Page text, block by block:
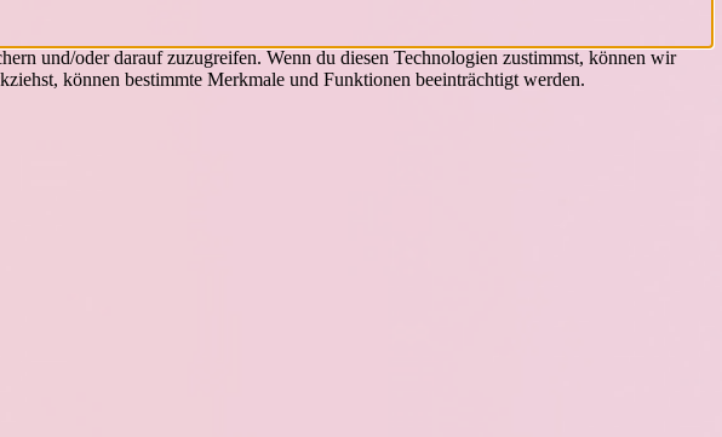
und/oder darauf zuzugreifen. Wenn du diesen Technologien zustimmst, können wir
können bestimmte Merkmale und Funktionen beeinträchtigt werden.